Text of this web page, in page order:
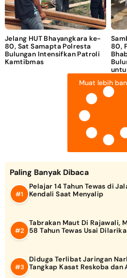
Jelang HUT Bhayangkara ke-
80, Sat Samapta Polresta
Bulungan Intensifkan Patroli
Kamtibmas
80,
Muat lebih
Paling Banyak Dibaca
Pelajar 14 Tahun Tewas di
Kendali Saat Menyalip
Tabrakan Maut Di Rajawali,
58 Tahun Tewas Usai
Diduga Terlibat Jaringan
Tangkap Kasat Reskoba dan